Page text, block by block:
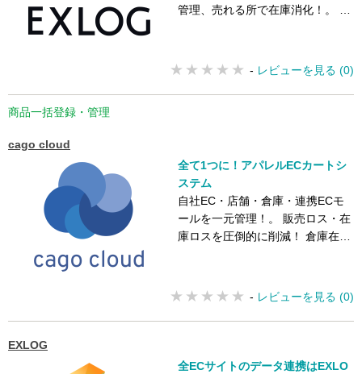
管理、売れる所で在庫消化！。 業
- レビューを見る (0)
商品一括登録・管理
cago cloud
全て1つに！アパレルECカートシ
ステム
自社EC・店舗・倉庫・連携ECモ
ールを一元管理！。 販売ロス・在
庫ロスを圧倒的に削減！ 倉庫在庫
- レビューを見る (0)
EXLOG
全ECサイトのデータ連携はEXLO